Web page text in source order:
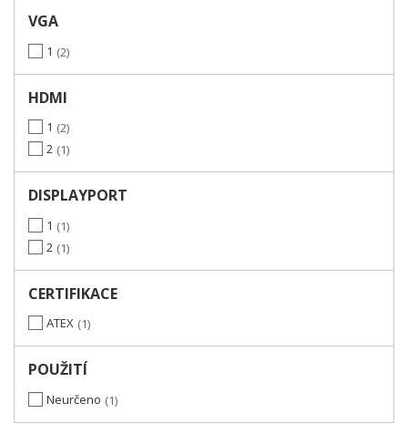
VGA
1 2
HDMI
1 2
2 1
DISPLAYPORT
1
1
2 1
CERTIFIKACE
ATEX 1
POUŽITÍ
Neurčeno 1